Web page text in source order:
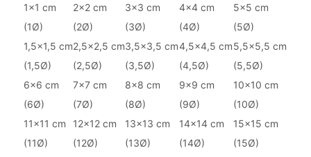
1x1 cm
(1Ø)
2x2 cm
(2Ø)
3x3 cm
(3Ø)
4x4 cm
(4Ø)
5x5 cm
(5Ø)
1,5x1,5 cm
(1,5Ø)
2,5x2,5 cm
(2,5Ø)
3,5x3,5 cm
(3,5Ø)
4,5x4,5 cm
(4,5Ø)
5,5x5,5 cm
(5,5Ø)
6x6 cm
(6Ø)
7x7 cm
(7Ø)
8x8 cm
(8Ø)
9x9 cm
(9Ø)
10x10 cm
(10Ø)
11x11 cm
(11Ø)
12x12 cm
(12Ø)
13x13 cm
(13Ø)
14x14 cm
(14Ø)
15x15 cm
(15Ø)